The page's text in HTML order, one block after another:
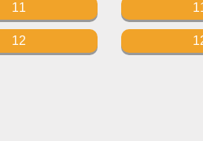
11
12